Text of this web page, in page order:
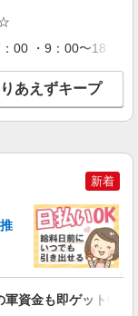
細を見る
NEW
を燃やせ！！！
払い有/週払い有/交
通勤OK
00 ・9：00〜18：
あえずキープ
新着
資金も即ゲット◎